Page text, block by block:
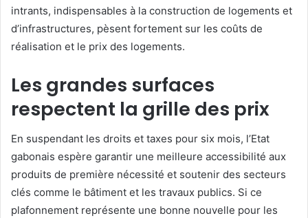
intrants, indispensables à la construction de logements et
d’infrastructures, pèsent fortement sur les coûts de
réalisation et le prix des logements.
Les grandes surfaces
respectent la grille des prix
En suspendant les droits et taxes pour six mois, l’Etat
gabonais espère garantir une meilleure accessibilité aux
produits de première nécessité et soutenir des secteurs
clés comme le bâtiment et les travaux publics. Si ce
plafonnement représente une bonne nouvelle pour les